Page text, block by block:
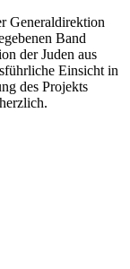
Generaldirektion
Band
der Juden aus
Einsicht in
des Projekts